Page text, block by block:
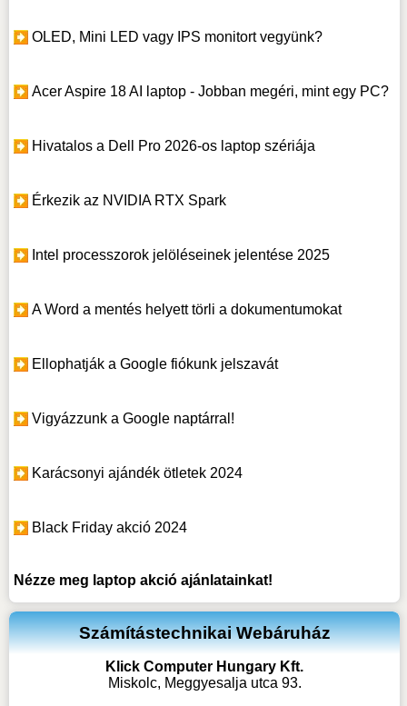
OLED, Mini LED vagy IPS monitort vegyünk?
Acer Aspire 18 AI laptop - Jobban megéri, mint egy PC?
Hivatalos a Dell Pro 2026-os laptop szériája
Érkezik az NVIDIA RTX Spark
Intel processzorok jelöléseinek jelentése 2025
A Word a mentés helyett törli a dokumentumokat
Ellophatják a Google fiókunk jelszavát
Vigyázzunk a Google naptárral!
Karácsonyi ajándék ötletek 2024
Black Friday akció 2024
Nézze meg laptop akcióajánlatainkat!
Számítástechnikai Webáruház
Klick Computer Hungary Kft.
Miskolc, Meggyesalja utca 93.